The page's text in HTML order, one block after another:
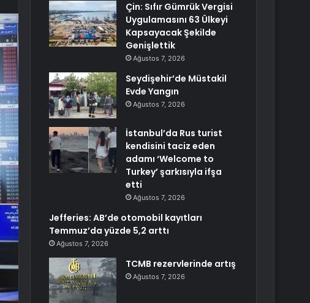
Çin: Sıfır Gümrük Vergisi
Uygulamasını 63 Ülkeyi
Kapsayacak Şekilde
Genişlettik
Ağustos 7, 2026
Seydişehir’de Müstakil
Evde Yangın
Ağustos 7, 2026
İstanbul’da Rus turist
kendisini taciz eden
adamı ‘Welcome to
Turkey’ şarkısıyla ifşa
etti
Ağustos 7, 2026
Jefferies: AB’de otomobil kayıtları
Temmuz’da yüzde 5,2 arttı
Ağustos 7, 2026
TCMB rezervlerinde artış
Ağustos 7, 2026